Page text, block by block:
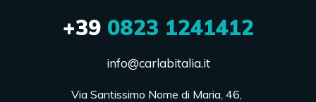
+390823 1241412
info@carlabitalia.it
Via Santissimo Nome di Maria, 46,